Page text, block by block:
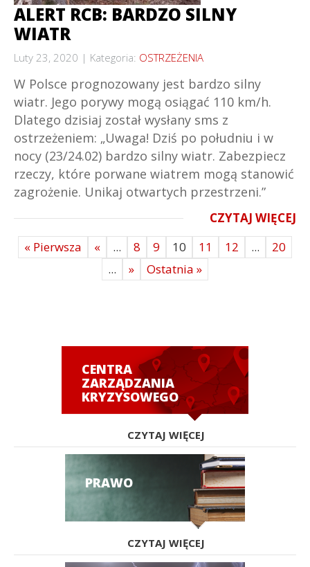
ALERT RCB: BARDZO SILNY
WIATR
Luty 23, 2020 Kategoria: OSTRZEŻENIA
W Polsce prognozowany jest bardzo silny
wiatr. Jego porywy mogą osiągać 110 km/h.
Dlatego dzisiaj został wysłany sms z
ostrzeżeniem: „Uwaga! Dziś po południu i w
nocy (23/24.02) bardzo silny wiatr. Zabezpiecz
rzeczy, które porwane wiatrem mogą stanowić
zagrożenie. Unikaj otwartych przestrzeni.”
CZYTAJ WIĘCEJ
« Pierwsza
« ... 8 9 10 11 12 ...
20
...
» Ostatnia »
CENTRA
ZARZĄDZANIA
KRYZYSOWEGO
CZYTAJ WIĘCEJ
PRAWO
CZYTAJ WIĘCEJ